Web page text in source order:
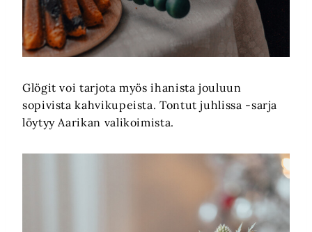
Glögit voi tarjota myös ihanista jouluun
sopivista kahvikupeista. Tontut juhlissa -sarja
löytyy Aarikan valikoimista.